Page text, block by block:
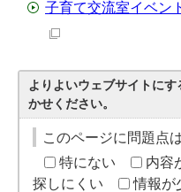
子育て交流室イベン
よりよいウェブサイトに
かせください。
このページに問題点
特にない
内容
探しにくい
情報が